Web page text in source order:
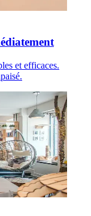
et efficaces.